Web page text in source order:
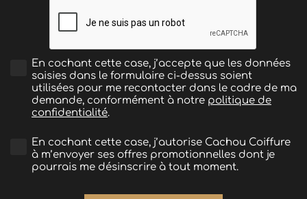
En cochant cette case, j’accepte que les données
saisies dans le formulaire ci-dessus soient
utilisées pour me recontacter dans le cadre de ma
demande, conformément à notre politique de
confidentialité.
En cochant cette case, j’autorise Cachou Coiffure
à m’envoyer ses offres promotionnelles dont je
pourrais me désinscrire à tout moment.